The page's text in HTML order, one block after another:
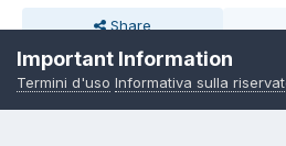
Share
Important Information
Termini d'uso Informativa sulla